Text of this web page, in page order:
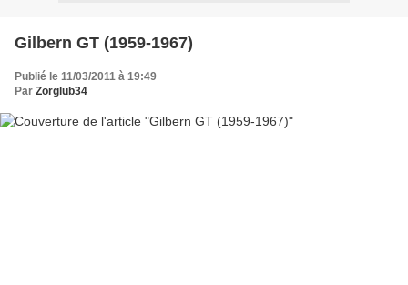
Gilbern GT (1959-1967)
Publié le 11/03/2011 à 19:49
Par Zorglub34